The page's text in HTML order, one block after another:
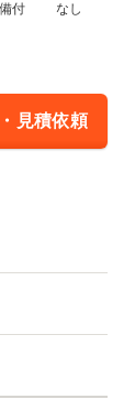
付
なし
見積依頼